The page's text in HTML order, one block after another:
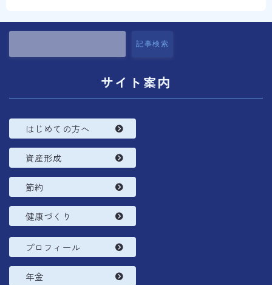
記事検索
サイト案内
はじめての方へ
資産形成
節約
健康づくり
プロフィール
年金